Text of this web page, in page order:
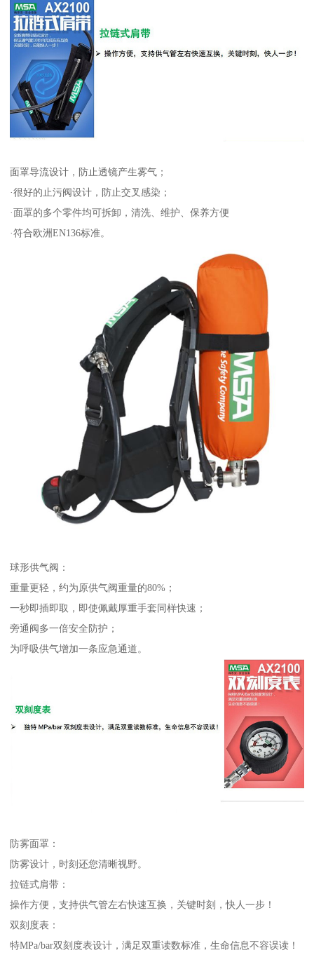
面罩导流设计，防止透镜产生雾气；
·很好的止污阀设计，防止交叉感染；
·面罩的多个零件均可拆卸，清洗、维护、保养方便
·符合欧洲EN136标准。
球形供气阀：
重量更轻，约为原供气阀重量的80%；
一秒即插即取，即使佩戴厚重手套同样快速；
旁通阀多一倍安全防护；
为呼吸供气增加一条应急通道。
防雾面罩：
防雾设计，时刻还您清晰视野。
拉链式肩带：
操作方便，支持供气管左右快速互换，关键时刻，快人一步！
双刻度表：
特MPa/bar双刻度表设计，满足双重读数标准，生命信息不容误读！